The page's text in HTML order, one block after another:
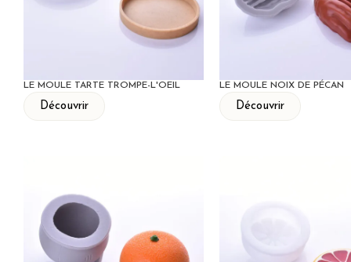
LE MOULE TARTE TROMPE-L'OEIL
Découvrir
LE MOULE NOIX DE PÉCAN
Découvrir